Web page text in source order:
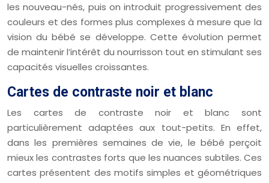
les nouveau-nés, puis on introduit progressivement des
couleurs et des formes plus complexes à mesure que la
vision du bébé se développe. Cette évolution permet
de maintenir l’intérêt du nourrisson tout en stimulant ses
capacités visuelles croissantes.
Cartes de contraste noir et blanc
Les cartes de contraste noir et blanc sont
particulièrement adaptées aux tout-petits. En effet,
dans les premières semaines de vie, le bébé perçoit
mieux les contrastes forts que les nuances subtiles. Ces
cartes présentent des motifs simples et géométriques